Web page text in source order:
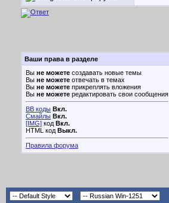
Ваши права в разделе
Вы не можете создавать новые темы
Вы не можете отвечать в темах
Вы не можете прикреплять вложения
Вы не можете редактировать свои сообщения
BB коды Вкл.
Смайлы Вкл.
[IMG] код Вкл.
HTML код Выкл.
Правила форума